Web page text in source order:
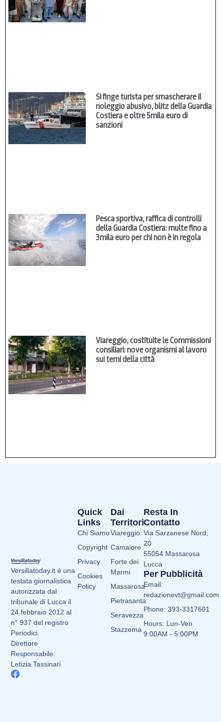
Si finge turista per smascherare il
noleggio abusivo, blitz della Guardia
Costiera e oltre 5mila euro di
sanzioni
Pesca sportiva, raffica di controlli
della Guardia Costiera: multe fino a
3mila euro per chi non è in regola
Viareggio, costituite le Commissioni
consiliari: nove organismi al lavoro
sui temi della città
Versiliatoday.it è una
testata giornalistica
autorizzata dal
tribunale di Lucca il
24 febbraio 2012 al
n° 937 del registro
Periodici.
Direttore
Responsabile:
Letizia Tassinari
Dai
Territori
Viareggio
Camaiore
Forte dei
Marmi
Massarosa
Pietrasanta
Seravezza
Stazzema
Quick
Links
Chi Siamo
Copyright
Privacy
Cookies
Policy
Resta In
Contatto
Via Sarzanese Nord,
20
55054 Massarosa
Lucca
Per Pubblicità
Email:
redazionevt@gmail.com
Phone: 393-3317601
Hours: Lun-Ven
9:00AM - 5:00PM